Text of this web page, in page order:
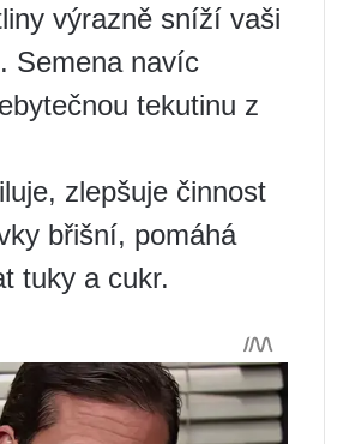
výrazně sníží vaši
Semena navíc
tekutinu z
zlepšuje činnost
břišní, pomáhá
tuky a cukr.